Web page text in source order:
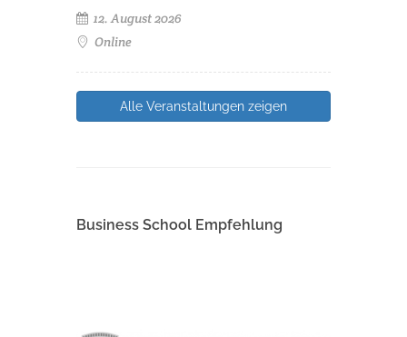
12. August 2026
Online
Alle Veranstaltungen zeigen
Business School Empfehlung